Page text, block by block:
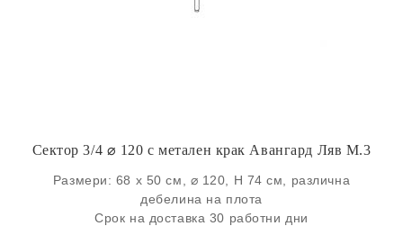
Сектор 3/4 ⌀ 120 с метален крак Авангард Ляв M.3
Размери: 68 х 50 см, ⌀ 120, H 74 см, различна
дебелина на плота
Срок на доставка 30 работни дни